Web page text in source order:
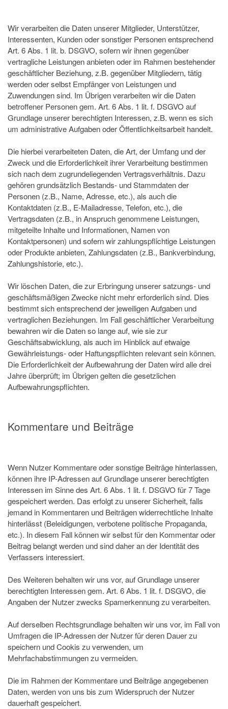
Wir verarbeiten die Daten unserer Mitglieder, Unterstützer,
Interessenten, Kunden oder sonstiger Personen entsprechend
Art. 6 Abs. 1 lit. b. DSGVO, sofern wir ihnen gegenüber
vertragliche Leistungen anbieten oder im Rahmen bestehender
geschäftlicher Beziehung, z.B. gegenüber Mitgliedern, tätig
werden oder selbst Empfänger von Leistungen und
Zuwendungen sind. Im Übrigen verarbeiten wir die Daten
betroffener Personen gem. Art. 6 Abs. 1 lit. f. DSGVO auf
Grundlage unserer berechtigten Interessen, z.B. wenn es sich
um administrative Aufgaben oder Öffentlichkeitsarbeit handelt.
Die hierbei verarbeiteten Daten, die Art, der Umfang und der
Zweck und die Erforderlichkeit ihrer Verarbeitung bestimmen
sich nach dem zugrundeliegenden Vertragsverhältnis. Dazu
gehören grundsätzlich Bestands- und Stammdaten der
Personen (z.B., Name, Adresse, etc.), als auch die
Kontaktdaten (z.B., E-Mailadresse, Telefon, etc.), die
Vertragsdaten (z.B., in Anspruch genommene Leistungen,
mitgeteilte Inhalte und Informationen, Namen von
Kontaktpersonen) und sofern wir zahlungspflichtige Leistungen
oder Produkte anbieten, Zahlungsdaten (z.B., Bankverbindung,
Zahlungshistorie, etc.).
Wir löschen Daten, die zur Erbringung unserer satzungs- und
geschäftsmäßigen Zwecke nicht mehr erforderlich sind. Dies
bestimmt sich entsprechend der jeweiligen Aufgaben und
vertraglichen Beziehungen. Im Fall geschäftlicher Verarbeitung
bewahren wir die Daten so lange auf, wie sie zur
Geschäftsabwicklung, als auch im Hinblick auf etwaige
Gewährleistungs- oder Haftungspflichten relevant sein können.
Die Erforderlichkeit der Aufbewahrung der Daten wird alle drei
Jahre überprüft; im Übrigen gelten die gesetzlichen
Aufbewahrungspflichten.
Kommentare und Beiträge
Wenn Nutzer Kommentare oder sonstige Beiträge hinterlassen,
können ihre IP-Adressen auf Grundlage unserer berechtigten
Interessen im Sinne des Art. 6 Abs. 1 lit. f. DSGVO für 7 Tage
gespeichert werden. Das erfolgt zu unserer Sicherheit, falls
jemand in Kommentaren und Beiträgen widerrechtliche Inhalte
hinterlässt (Beleidigungen, verbotene politische Propaganda,
etc.). In diesem Fall können wir selbst für den Kommentar oder
Beitrag belangt werden und sind daher an der Identität des
Verfassers interessiert.
Des Weiteren behalten wir uns vor, auf Grundlage unserer
berechtigten Interessen gem. Art. 6 Abs. 1 lit. f. DSGVO, die
Angaben der Nutzer zwecks Spamerkennung zu verarbeiten.
Auf derselben Rechtsgrundlage behalten wir uns vor, im Fall von
Umfragen die IP-Adressen der Nutzer für deren Dauer zu
speichern und Cookis zu verwenden, um
Mehrfachabstimmungen zu vermeiden.
Die im Rahmen der Kommentare und Beiträge angegebenen
Daten, werden von uns bis zum Widerspruch der Nutzer
dauerhaft gespeichert.